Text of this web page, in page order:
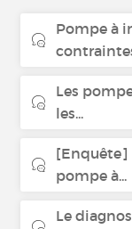
Diabète
Pompe à
Les
les...
[Enquête]
pompe à...
Le